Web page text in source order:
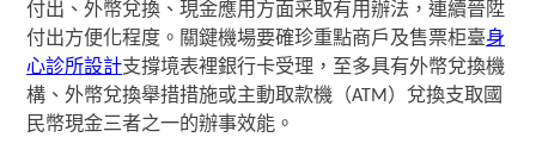
付出、外幣兌換、現金應用方面采取有用辦法，連續晉陞
付出方便化程度。關鍵機場要確珍重點商戶及售票柜臺身
心診所設計支撐境表裡銀行卡受理，至多具有外幣兌換機
構、外幣兌換舉措措施或主動取款機（ATM）兌換支取國
民幣現金三者之一的辦事效能。